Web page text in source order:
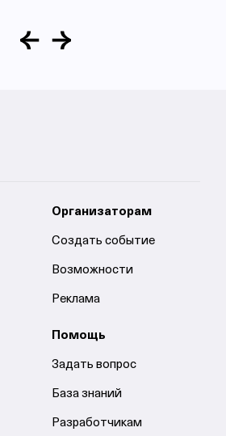
Организаторам
Создать событие
Возможности
Реклама
Помощь
Задать вопрос
База знаний
Разработчикам